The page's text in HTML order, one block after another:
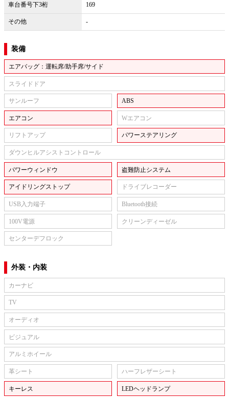
車台番号下3桁 169
その他 -
装備
エアバッグ：運転席/助手席/サイド
スライドドア
サンルーフ ABS
エアコン Wエアコン
リフトアップ パワーステアリング
ダウンヒルアシストコントロール
パワーウィンドウ 盗難防止システム
アイドリングストップ ドライブレコーダー
USB入力端子 Bluetooth接続
100V電源 クリーンディーゼル
センターデフロック
外装・内装
カーナビ
TV
オーディオ
ビジュアル
アルミホイール
革シート ハーフレザーシート
キーレス LEDヘッドランプ